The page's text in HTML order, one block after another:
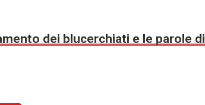
dei blucerchiati e le parole di